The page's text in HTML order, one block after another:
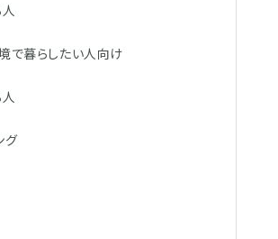
で暮らしたい人向け
グ